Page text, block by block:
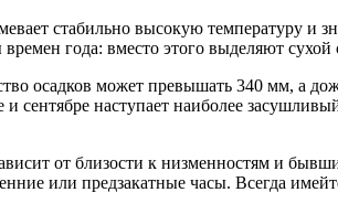
стабильно высокую температуру и
года: вместо этого выделяют
осадков может превышать 340 мм, а
сентябре наступает наиболее
от близости к низменностям и
или предзакатные часы. Всегда